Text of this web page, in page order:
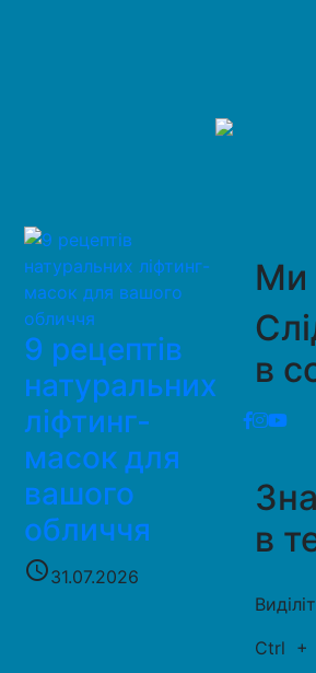
9 рецептів
натуральних
ліфтинг-
масок для
вашого
обличчя
access_time31.07.2026
Ми
в
в
Ctrl +